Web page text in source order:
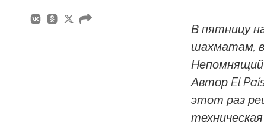
В пятницу
шахматам,
Непомнящий
Автор El
этот раз